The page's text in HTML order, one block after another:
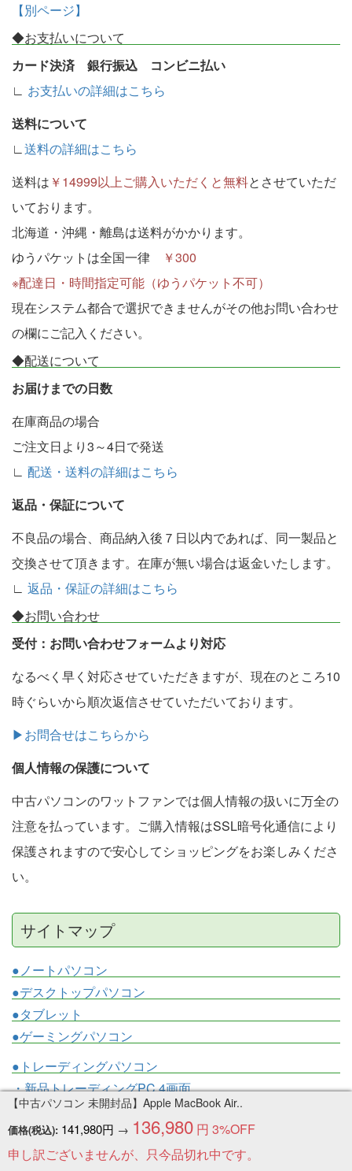
【中古パソコン 未開封品】Apple MacBook Air..
価格(税込): 141,980円 → 136,980 円 3%OFF
申し訳ございませんが、只今品切れ中です。
【別ページ】
◆お支払いについて
カード決済 銀行振込 コンビニ払い
∟ お支払いの詳細はこちら
送料について
∟送料の詳細はこちら
送料は ￥14999以上ご購入いただくと無料とさせていただ
いております。
北海道・沖縄・離島は送料がかかります。
ゆうパケットは全国一律
￥300
※配達日・時間指定可能（ゆうパケット不可）
現在システム都合で選択できませんがその他お問い合わせ
の欄にご記入ください。
◆配送について
お届けまでの日数
在庫商品の場合
ご注文日より3～4日で発送
∟ 配送・送料の詳細はこちら
返品・保証について
不良品の場合、商品納入後７日以内であれば、同一製品と
交換させて頂きます。在庫が無い場合は返金いたします。
∟ 返品・保証の詳細はこちら
◆お問い合わせ
受付：お問い合わせフォームより対応
なるべく早く対応させていただきますが、現在のところ10
時ぐらいから順次返信させていただいております。
▶お問合せはこちらから
個人情報の保護について
中古パソコンのワットファンでは個人情報の扱いに万全の
注意を払っています。ご購入情報はSSL暗号化通信により
保護されますので安心してショッピングをお楽しみくださ
い。
サイトマップ
●ノートパソコン
●デスクトップパソコン
●タブレット
●ゲーミングパソコン
●トレーディングパソコン
・新品トレーディングPC 4画面
・新品トレーディングPC 6画面
・新品トレーディングPC 8画面
・中古トレーディングPC 3画面